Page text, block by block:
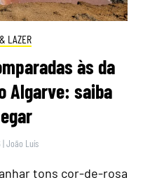
LAZER
às da
Algarve: saiba
|João Luís
tons cor-de-rosa